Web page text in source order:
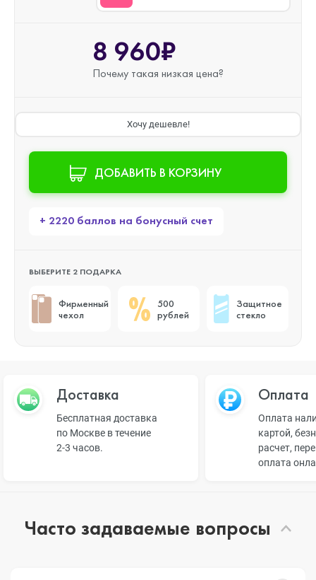
8 960₽
Почему такая низкая цена?
Хочу дешевле!
ДОБАВИТЬ В КОРЗИНУ
+ 2220 баллов на бонусный счет
ВЫБЕРИТЕ 2 ПОДАРКА
Фирменный
чехол
500
рублей
Защитное
стекло
Доставка
Бесплатная доставка
по Москве в течение
2-3 часов.
Оплата
Оплата
картой,
расчет,
оплата
Часто задаваемые вопросы